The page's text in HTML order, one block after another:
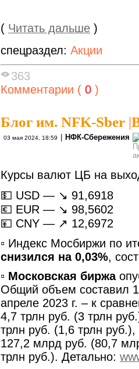
( Читать дальше )
спецраздел: Акции
363
Комментарии ( 0 )
Блог им. NFK-Sber |
03 мая 2024, 18:59 НФК-Сбережения
Курсы валют ЦБ на
💵 USD — ↘️ 91,6918
💶 EUR — ↘️ 98,5602
💴 CNY — ↗️ 12,6972
▫️ Индекс Мосбиржи по
снизился на 0,03%,
▫️ Московская биржа
Общий объем составил
апреле 2023 г. – к
4,7 трлн руб. (3 трлн
трлн руб. (1,6 трлн
127,2 млрд руб. (80,7
трлн руб.). Детально: